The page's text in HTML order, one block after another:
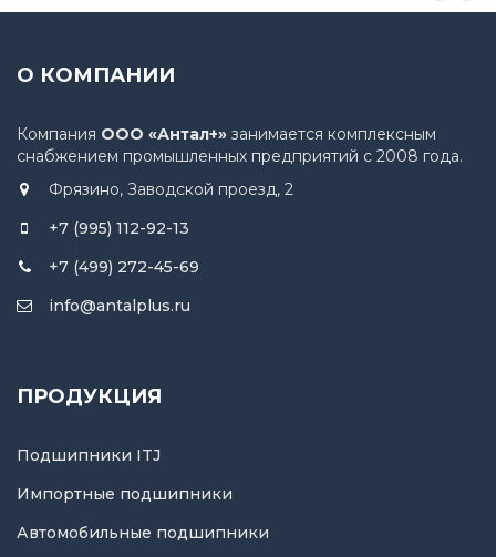
О КОМПАНИИ
Компания ООО «Антал+» занимается комплексным
снабжением промышленных предприятий с 2008 года.
Фрязино, Заводской проезд, 2
+7 (995) 112-92-13
+7 (499) 272-45-69
info@antalplus.ru
ПРОДУКЦИЯ
Подшипники ITJ
Импортные подшипники
Автомобильные подшипники